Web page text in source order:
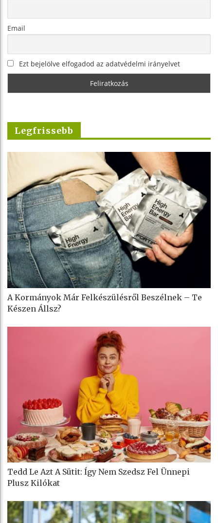
Email
Ezt bejelölve elfogadod az adatvédelmi irányelvet
Legfrissebb
A Kormányok Már Felkészülésről Beszélnek – Te
Készen Állsz?
Tedd Le Azt A Sütit: Így Nem Szedsz Fel Ünnepi
Plusz Kilókat